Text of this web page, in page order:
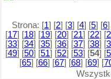
Strona: [1] [2] [3] [4] [5] [6
[17] [18] [19] [20] [21] [22] [
[33] [34] [35] [36] [37] [38] [
[49] [50] [51] [52] [53] [54] [
[65] [66] [67] [68] [69] [